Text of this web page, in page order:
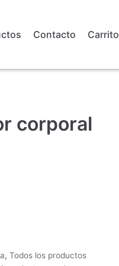
Contacto Carrito
corporal
,Todos los productos